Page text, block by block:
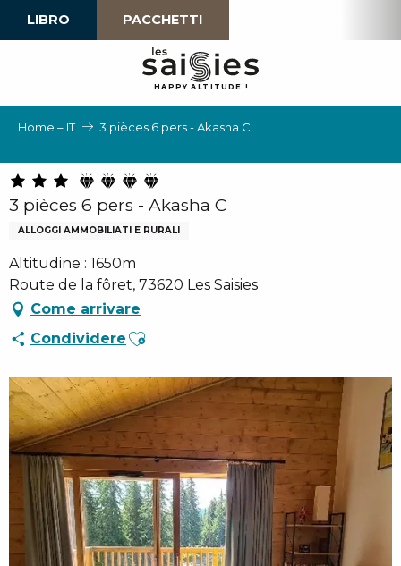
LIBRO PACCHETTI
HAPPY ALTI TU D E !
Home – IT 3 pièces 6 pers - Akasha C
3 pièces 6 pers - Akasha C
ALLOGGI AMMOBILIATI E RURALI
Altitudine : 1650m
Route de la fôret, 73620 Les Saisies
Come arrivare
Condividere Ajouter aux favoris